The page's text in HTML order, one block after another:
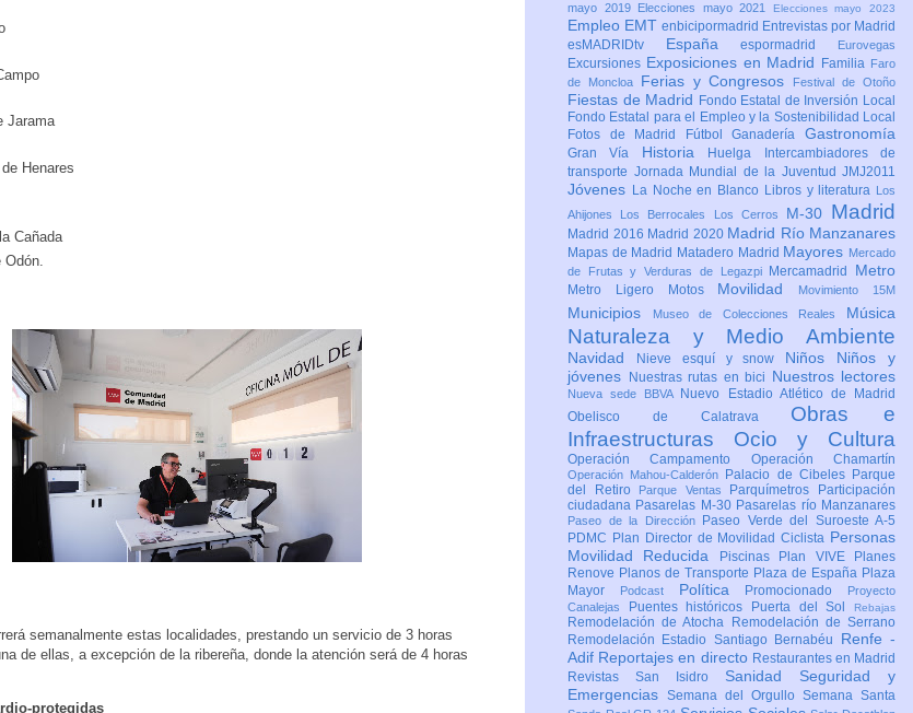
Jarama
Henares
Cañada
semanalmente estas localidades, prestando un servicio de 3 horas
de ellas, a excepción de la ribereña, donde la atención será de 4 horas
protegidas
mayo 2019
Elecciones mayo 2021 Elecciones mayo 2023
Empleo EMT enbicipormadrid Entrevistas por Madrid
esMADRIDtv Españaespormadrid Eurovegas
Excursiones Exposiciones en Madrid Familia Faro
de Moncloa
Ferias y Congresos Festival de Otoño
Fiestas de Madrid Fondo Estatal de Inversión Local
Fondo Estatal para el Empleo y la Sostenibilidad Local
Fotos de Madrid
FútbolGanaderíaGastronomía
Gran Vía Historia Huelga
Intercambiadores de
transporte Jornada Mundial de la Juventud JMJ2011
Jóvenes La Noche en Blanco Libros y literatura
Los
Ahijones
Los Berrocales Los Cerros M-30 Madrid
Madrid 2016 Madrid 2020 Madrid Río Manzanares
Mapas de Madrid Matadero Madrid Mayores Mercado
de Frutas y Verduras de Legazpi
Mercamadrid Metro
Metro Ligero Motos Movilidad Movimiento 15M
Municipios Museo de Colecciones Reales Música
Naturaleza y Medio Ambiente
Navidad Nieve esquí y snow Niños Niños y
jóvenes
Nuestras rutas en bici Nuestros lectores
Nueva sede BBVA
Nuevo Estadio Atlético de Madrid
Obelisco de Calatrava Obras e
Infraestructuras Ocio y Cultura
Operación Campamento Operación Chamartín
Operación Mahou-Calderón Palacio de Cibeles Parque
del Retiro
Parque Ventas Parquímetros
Participación
ciudadana Pasarelas M-30 Pasarelas río Manzanares
Paseo de la Dirección
Paseo Verde del Suroeste A-5
PDMC Plan Director de Movilidad Ciclista Personas
Movilidad Reducida
Piscinas Plan VIVE
Planes
Renove Planos de Transporte Plaza de España Plaza
Mayor
Podcast Política Promocionado
Proyecto
Canalejas
Puentes históricos Puerta del Sol Rebajas
Remodelación de Atocha
Remodelación de Serrano
Remodelación Estadio Santiago Bernabéu Renfe -
Adif Reportajes en directo Restaurantes en Madrid
Revistas San Isidro Sanidad Seguridad y
Emergencias Semana del Orgullo Semana Santa